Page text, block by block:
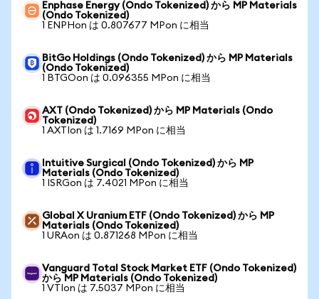
Enphase Energy (Ondo Tokenized) から MP Materials
(Ondo Tokenized)
1 ENPHon は 0.807677 MPon に相当
BitGo Holdings (Ondo Tokenized) から MP Materials
(Ondo Tokenized)
1 BTGOon は 0.096355 MPon に相当
AXT (Ondo Tokenized) から MP Materials (Ondo
Tokenized)
1 AXTIon は 1.7169 MPon に相当
Intuitive Surgical (Ondo Tokenized) から MP
Materials (Ondo Tokenized)
1 ISRGon は 7.4021 MPon に相当
Global X Uranium ETF (Ondo Tokenized) から MP
Materials (Ondo Tokenized)
1 URAon は 0.871268 MPon に相当
Vanguard Total Stock Market ETF (Ondo Tokenized)
から MP Materials (Ondo Tokenized)
1 VTIon は 7.5037 MPon に相当